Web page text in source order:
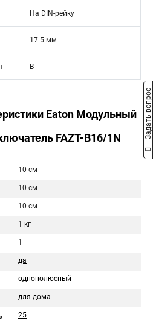
На DIN-рейку
17.5 мм
B
Eaton Модульный
FAZT-B16/1N
10 см
10 см
10 см
1 кг
1
да
однополюсный
для дома
25
Задать вопрос